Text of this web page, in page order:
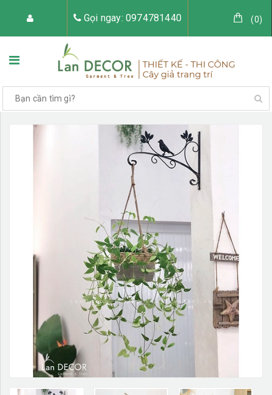
Gọi ngay: 0974781440 (0)
TRANG CHỦ VỀ LAN DECOR
TIỂU CẢNH CÂY GIẢ
TƯỜNG CÂY GIẢ KHĂN TRẢI BÀN
TƯ VẤN LIÊN HỆ